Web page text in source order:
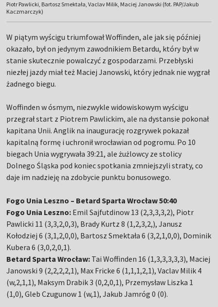
Piotr Pawlicki, Bartosz Smektała, Vaclav Milik, Maciej Janowski (fot. PAP/Jakub
Kaczmarczyk)
W piątym wyścigu triumfował Woffinden, ale jak się później
okazało, był on jedynym zawodnikiem Betardu, który był w
stanie skutecznie powalczyć z gospodarzami. Przebłyski
niezłej jazdy miał też Maciej Janowski, który jednak nie wygrał
żadnego biegu.
Woffinden w ósmym, niezwykle widowiskowym wyścigu
przegrał start z Piotrem Pawlickim, ale na dystansie pokonał
kapitana Unii. Anglik na inaugurację rozgrywek pokazał
kapitalną formę i uchronił wrocławian od pogromu. Po 10
biegach Unia wygrywała 39:21, ale żużlowcy ze stolicy
Dolnego Śląska pod koniec spotkania zmniejszyli straty, co
daje im nadzieję na zdobycie punktu bonusowego.
Fogo Unia Leszno – Betard Sparta Wrocław 50:40
Fogo Unia Leszno: Emil Sajfutdinow 13 (2,3,3,3,2), Piotr
Pawlicki 11 (3,3,2,0,3), Brady Kurtz 8 (1,2,3,2,), Janusz
Kołodziej 6 (3,1,2,0,0), Bartosz Smektała 6 (3,2,1,0,0), Dominik
Kubera 6 (3,0,2,0,1).
Betard Sparta Wrocław: Tai Woffinden 16 (1,3,3,3,3,3), Maciej
Janowski 9 (2,2,2,2,1), Max Fricke 6 (1,1,1,2,1), Vaclav Milik 4
(w,2,1,1), Maksym Drabik 3 (0,2,0,1), Przemysław Liszka 1
(1,0), Gleb Czugunow 1 (w,1), Jakub Jamróg 0 (0).